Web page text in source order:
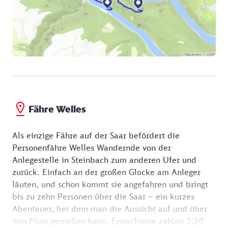
Fähre Welles
Als einzige Fähre auf der Saar befördert die
Personenfähre Welles Wandernde von der
Anlegestelle in Steinbach zum anderen Ufer und
zurück. Einfach an der großen Glocke am Anleger
läuten, und schon kommt sie angefahren und bringt
bis zu zehn Personen über die Saar – ein kurzes
Abenteuer, bei dem man die Aussicht auf und über
den Fluss genießen kann. Erwachsene zahlen 2,50